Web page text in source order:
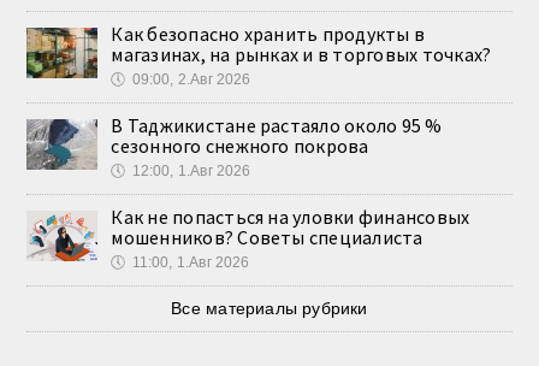
Как безопасно хранить продукты в
магазинах, на рынках и в торговых точках?
🕔 09:00, 2.Авг 2026
В Таджикистане растаяло около 95 %
сезонного снежного покрова
🕔 12:00, 1.Авг 2026
Как не попасться на уловки финансовых
мошенников? Советы специалиста
🕔 11:00, 1.Авг 2026
Все материалы рубрики